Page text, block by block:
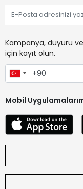
Kampanya, duyuru
için kayıt olun.
Mobil